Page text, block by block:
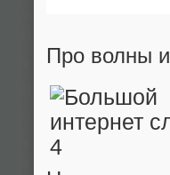
Про волны